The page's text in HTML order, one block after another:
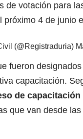
de votación para
4 de junio
(@Registraduria)
fueron
capacitación.
de
que van desde